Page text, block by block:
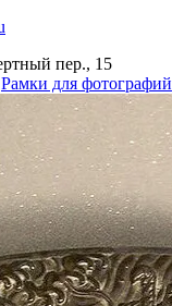
пер., 15
Рамки для фотографий